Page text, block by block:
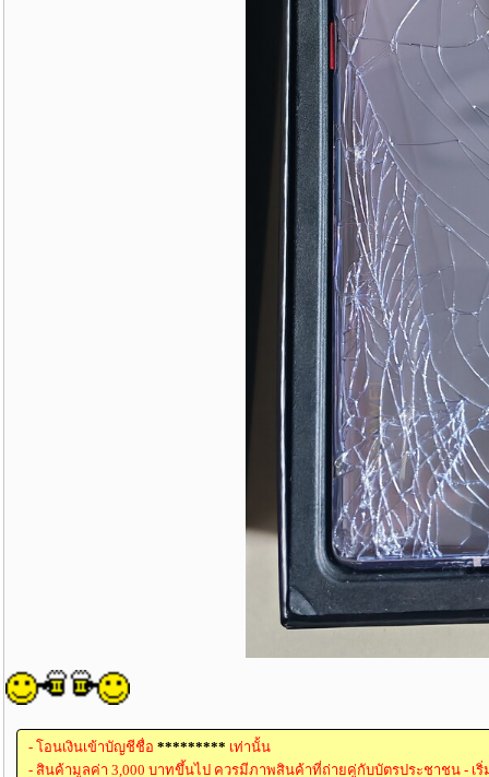
- โอนเงินเข้าบัญชีชื่อ ********* เท่านั้น
- สินค้ามูลค่า 3,000 บาทขึ้นไป ควรมีภาพสินค้าที่ถ่ายคู่กับบัตรประชาชน - เริ่